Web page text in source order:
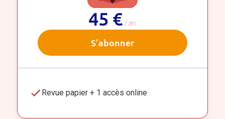
45 € / an
S’abonner
Revue papier + 1 accès online